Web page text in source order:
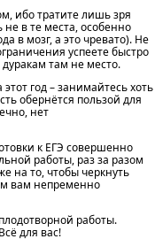
ибо тратите лишь зря
в те места, особенно
в мозг, а это чревато). Не
успеете быстро
там не место.
год – занимайтесь хоть
обернётся пользой для
нет
к ЕГЭ совершенно
работы, раз за разом
на то, чтобы черкнуть
вам непременно
работы.
для вас!